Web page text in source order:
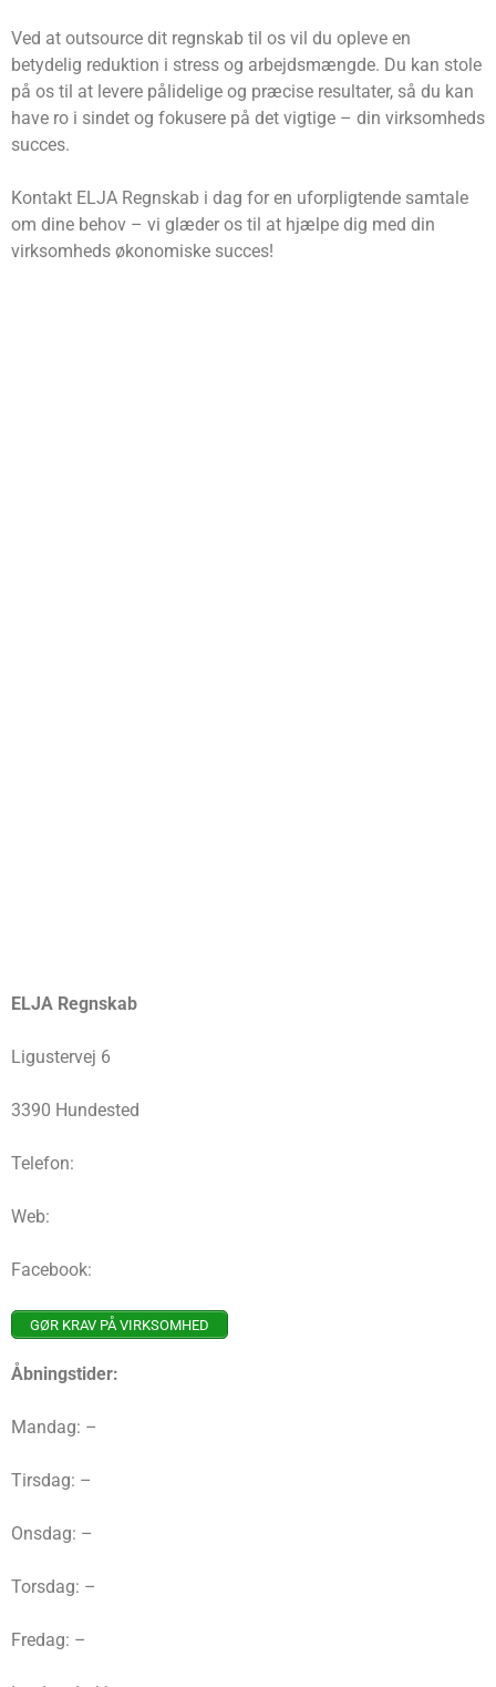
Ved at outsource dit regnskab til os vil du opleve en
betydelig reduktion i stress og arbejdsmængde. Du kan stole
på os til at levere pålidelige og præcise resultater, så du kan
have ro i sindet og fokusere på det vigtige – din virksomheds
succes.
Kontakt ELJA Regnskab i dag for en uforpligtende samtale
om dine behov – vi glæder os til at hjælpe dig med din
virksomheds økonomiske succes!
ELJA Regnskab
Ligustervej 6
3390 Hundested
Telefon:
Web:
Facebook:
GØR KRAV PÅ VIRKSOMHED
Åbningstider:
Mandag: –
Tirsdag: –
Onsdag: –
Torsdag: –
Fredag: –